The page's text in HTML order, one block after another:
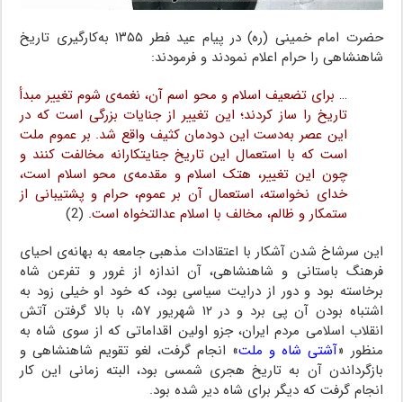
حضرت امام خمینی (ره) در پیام عید فطر ۱۳۵۵ به‌کارگیری تاریخ
شاهنشاهی را حرام اعلام نمودند و فرمودند:‌
… برای تضعیف اسلام و محو اسم آن، نغمه‌ی شوم تغییر مبدأ
تاریخ را ساز کردند؛ این تغییر از جنایات بزرگی است که در
این عصر به‌دست این دودمان کثیف واقع شد. بر عموم ملت
است که با استعمال این تاریخ جنایتکارانه مخالفت کنند و
چون این تغییر، هتک اسلام و مقدمه‌ی محو اسلام است،‌
خدای نخواسته،‌ استعمال آن بر عموم،‌ حرام و پشتیبانی از
ستمکار و ظالم، مخالف با اسلام عدالتخواه است. (2)
این سرشاخ شدن آشکار با اعتقادات مذهبی جامعه به بهانه‌ی احیای
فرهنگ باستانی و شاهنشاهی، آن اندازه از غرور و تفرعن شاه
برخاسته بود و دور از درایت سیاسی بود، که خود او خیلی زود به
اشتباه بودن آن پی برد و در ۱۲ شهریور ۵۷، با بالا گرفتن آتش
انقلاب اسلامی مردم ایران، جزو اولین اقداماتی که از سوی شاه به
منظور «آشتی شاه و ملت» انجام گرفت، لغو تقویم شاهنشاهی و
بازگرداندن آن به تاریخ هجری شمسی بود، البته زمانی این کار
انجام گرفت که دیگر برای شاه دیر شده بود.